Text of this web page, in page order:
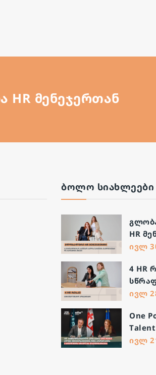
HR მენეჯერთან
ᲑᲝᲚᲝ ᲡᲘᲐᲮᲚᲔᲔᲑᲘ
HR
და
ივლ
4 HR
ივლ
One
Talent
ივლ